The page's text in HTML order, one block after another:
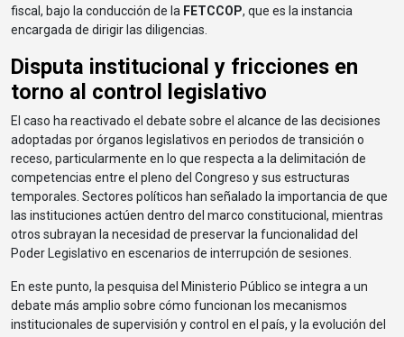
fiscal, bajo la conducción de la FETCCOP, que es la instancia
encargada de dirigir las diligencias.
Disputa institucional y fricciones en
torno al control legislativo
El caso ha reactivado el debate sobre el alcance de las decisiones
adoptadas por órganos legislativos en periodos de transición o
receso, particularmente en lo que respecta a la delimitación de
competencias entre el pleno del Congreso y sus estructuras
temporales. Sectores políticos han señalado la importancia de que
las instituciones actúen dentro del marco constitucional, mientras
otros subrayan la necesidad de preservar la funcionalidad del
Poder Legislativo en escenarios de interrupción de sesiones.
En este punto, la pesquisa del Ministerio Público se integra a un
debate más amplio sobre cómo funcionan los mecanismos
institucionales de supervisión y control en el país, y la evolución del